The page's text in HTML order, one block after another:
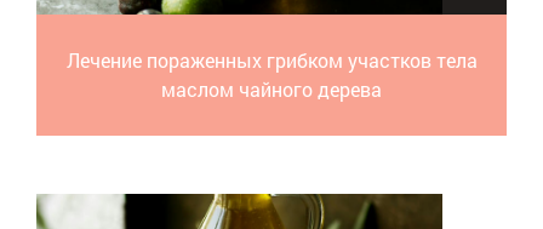
Лечение пораженных грибком участков тела
маслом чайного дерева